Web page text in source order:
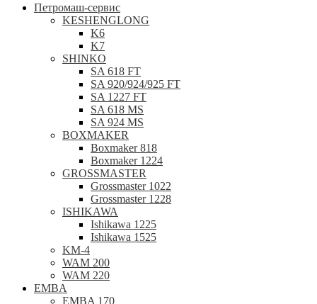
Петромаш-сервис
KESHENGLONG
K6
K7
SHINKO
SA 618 FT
SA 920/924/925 FT
SA 1227 FT
SA 618 MS
SA 924 MS
BOXMAKER
Boxmaker 818
Boxmaker 1224
GROSSMASTER
Grossmaster 1022
Grossmaster 1228
ISHIKAWA
Ishikawa 1225
Ishikawa 1525
KM-4
WAM 200
WAM 220
EMBA
EMBA 170